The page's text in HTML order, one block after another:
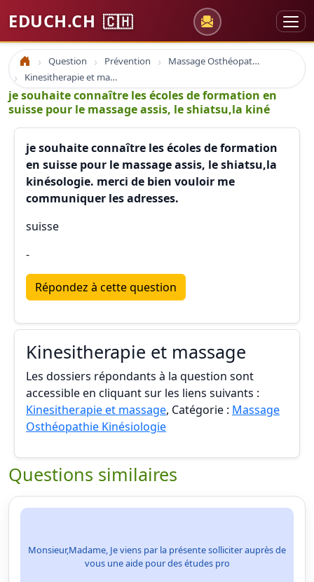
EDUCH.CH 🇨🇭
Accueil Question Prévention
Massage Osthéopathie Kinésiologie
Kinesitherapie et massage
je souhaite connaître les écoles de formation en
suisse pour le massage assis, le shiatsu,la kiné
je souhaite connaître les écoles de formation
en suisse pour le massage assis, le shiatsu,la
kinésologie. merci de bien vouloir me
communiquer les adresses.
suisse
-
Répondez à cette question
Kinesitherapie et massage
Les dossiers répondants à la question sont
accessible en cliquant sur les liens suivants :
Kinesitherapie et massage, Catégorie : Massage
Osthéopathie Kinésiologie
Questions similaires
Monsieur,Madame, Je viens par la présente solliciter auprès de
vous une aide pour des études pro